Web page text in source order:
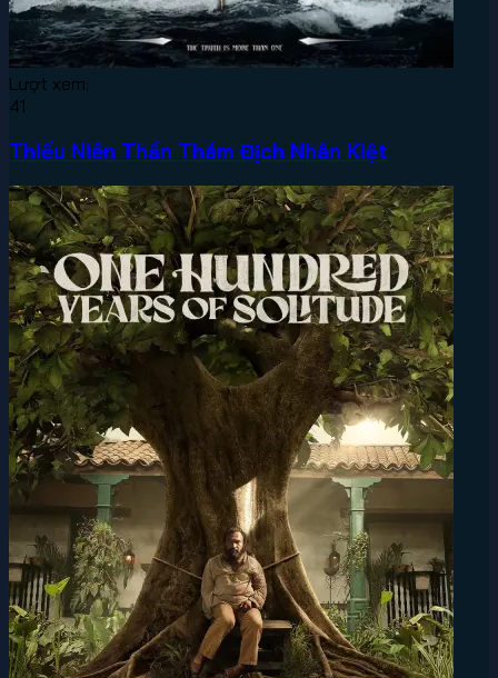
Lượt xem:
41
Thiếu Niên Thần Thám Địch Nhân Kiệt